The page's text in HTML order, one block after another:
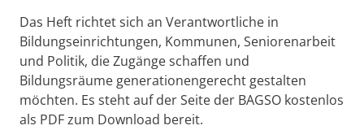
Das Heft richtet sich an Verantwortliche in
Bildungseinrichtungen, Kommunen, Seniorenarbeit
und Politik, die Zugänge schaffen und
Bildungsräume generationengerecht gestalten
möchten. Es steht auf der Seite der BAGSO kostenlos
als PDF zum Download bereit.